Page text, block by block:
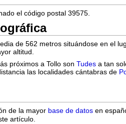
el código postal 39575.
de 562 metros situándose en el
altitud.
próximos a Tollo son Tudes a tan
las localidades cántabras de
de la mayor base de datos en
artículo.